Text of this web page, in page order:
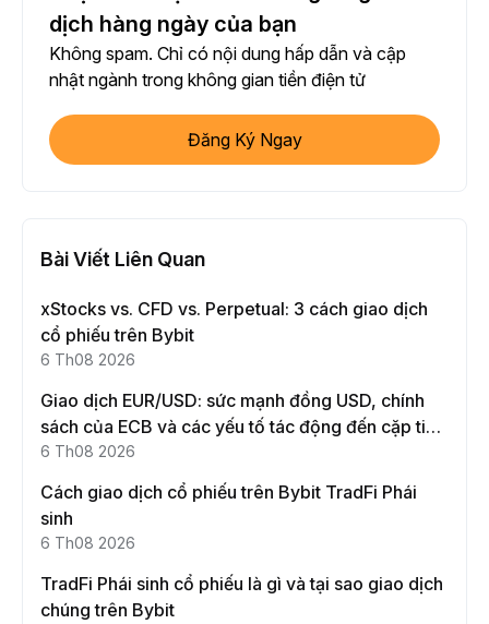
dịch hàng ngày của bạn
Không spam. Chỉ có nội dung hấp dẫn và cập
nhật ngành trong không gian tiền điện tử
Đăng Ký Ngay
Bài Viết Liên Quan
xStocks vs. CFD vs. Perpetual: 3 cách giao dịch
cổ phiếu trên Bybit
6 Th08 2026
Giao dịch EUR/USD: sức mạnh đồng USD, chính
sách của ECB và các yếu tố tác động đến cặp tiền
này
6 Th08 2026
Cách giao dịch cổ phiếu trên Bybit TradFi Phái
sinh
6 Th08 2026
TradFi Phái sinh cổ phiếu là gì và tại sao giao dịch
chúng trên Bybit